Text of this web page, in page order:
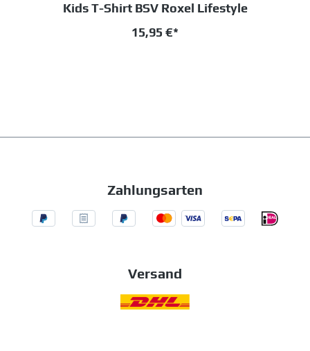
Kids T-Shirt BSV Roxel Lifestyle
15,95 €*
Zahlungsarten
Versand